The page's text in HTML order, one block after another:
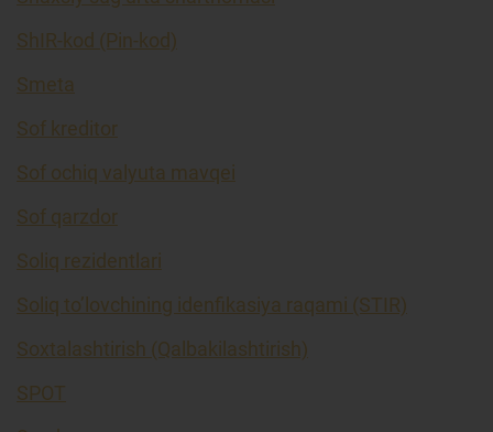
ShIR-kod (Pin-kod)
Smeta
Sof kreditor
Sof ochiq valyuta mavqei
Sof qarzdor
Soliq rezidentlari
Soliq to’lovchining idenfikasiya raqami (STIR)
Soxtalashtirish (Qalbakilashtirish)
SPOT